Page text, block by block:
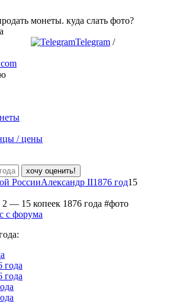
монеты. куда слать фото?
51
Telegram /
/ цены
хочу оценить!
РоссииАлександр II1876 год15
с форума
года
года